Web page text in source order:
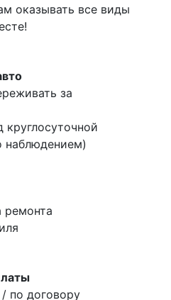
оказывать все виды
за
наблюдением)
ремонта
по договору